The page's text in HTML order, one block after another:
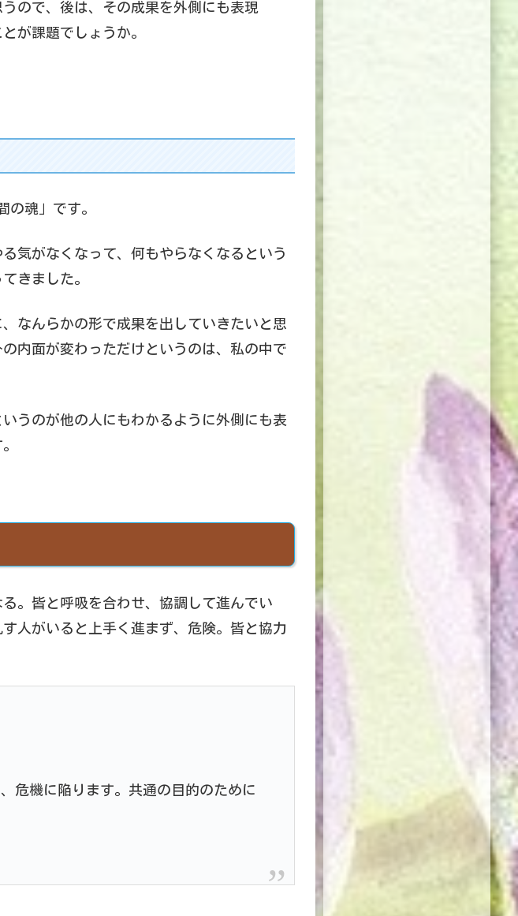
ので、後は、その成果を外側にも表現
が課題でしょうか。
の魂」です。
気がなくなって、何もやらなくなるという
きました。
なんらかの形で成果を出していきたいと思
内面が変わっただけというのは、私の中で
うのが他の人にもわかるように外側にも表
。皆と呼吸を合わせ、協調して進んでい
人がいると上手く進まず、危険。皆と協力
危機に陥ります。共通の目的のために